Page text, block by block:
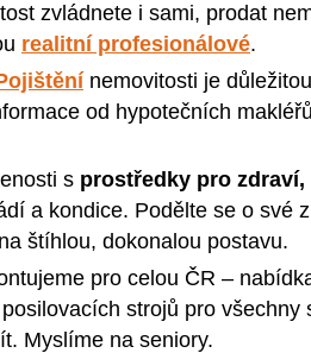
zvládnete i sami, prodat
realitní profesionálové.
nemovitosti je
od hypotečních
s prostředky pro zdraví,
a kondice. Podělte se o své
štíhlou, dokonalou postavu.
pro celou ČR –
strojů pro všechny
Myslíme na seniory.